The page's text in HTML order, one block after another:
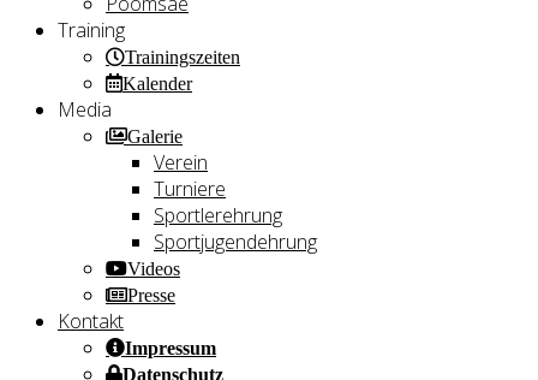
Training
Trainingszeiten
Kalender
Media
Galerie
Verein
Turniere
Sportlerehrung
Sportjugendehrung
Videos
Presse
Kontakt
Impressum
Datenschutz